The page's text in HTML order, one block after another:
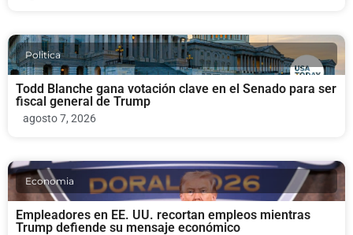
Politica
Todd Blanche gana votación clave en el Senado para ser
fiscal general de Trump
agosto 7, 2026
Economia
Empleadores en EE. UU. recortan empleos mientras
Trump defiende su mensaje económico